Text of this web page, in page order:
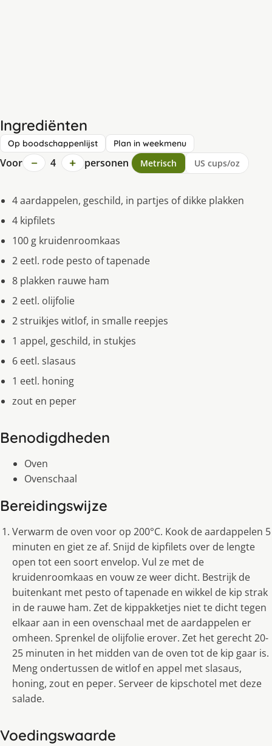
Ingrediënten
Op boodschappenlijst Plan in weekmenu
Voor − 4 + personen Metrisch US cups/oz
4 aardappelen, geschild, in partjes of dikke plakken
4 kipfilets
100 g kruidenroomkaas
2 eetl. rode pesto of tapenade
8 plakken rauwe ham
2 eetl. olijfolie
2 struikjes witlof, in smalle reepjes
1 appel, geschild, in stukjes
6 eetl. slasaus
1 eetl. honing
zout en peper
Benodigdheden
Oven
Ovenschaal
Bereidingswijze
Verwarm de oven voor op 200°C. Kook de aardappelen 5
minuten en giet ze af. Snijd de kipfilets over de lengte
open tot een soort envelop. Vul ze met de
kruidenroomkaas en vouw ze weer dicht. Bestrijk de
buitenkant met pesto of tapenade en wikkel de kip strak
in de rauwe ham. Zet de kippakketjes niet te dicht tegen
elkaar aan in een ovenschaal met de aardappelen er
omheen. Sprenkel de olijfolie erover. Zet het gerecht 20-
25 minuten in het midden van de oven tot de kip gaar is.
Meng ondertussen de witlof en appel met slasaus,
honing, zout en peper. Serveer de kipschotel met deze
salade.
Voedingswaarde